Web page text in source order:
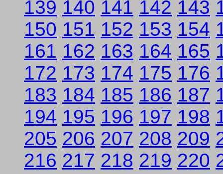
139 140 141 142 143
150 151 152 153 154
161 162 163 164 165
172 173 174 175 176
183 184 185 186 187
194 195 196 197 198
205 206 207 208 209
216 217 218 219 220